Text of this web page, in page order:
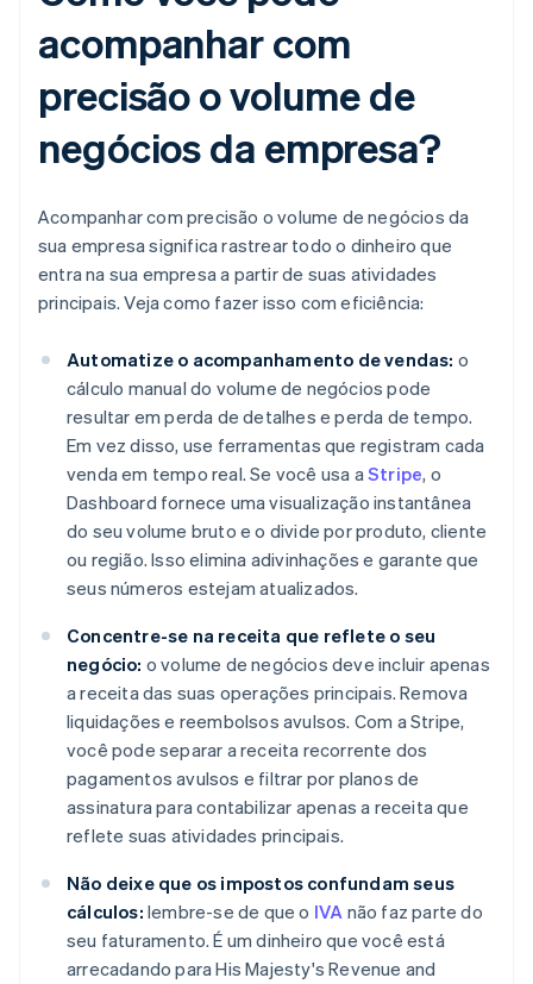
acompanhar com
precisão o volume de
negócios da empresa?
Acompanhar com precisão o volume de negócios da
sua empresa significa rastrear todo o dinheiro que
entra na sua empresa a partir de suas atividades
principais. Veja como fazer isso com eficiência:
Automatize o acompanhamento de vendas: o
cálculo manual do volume de negócios pode
resultar em perda de detalhes e perda de tempo.
Em vez disso, use ferramentas que registram cada
venda em tempo real. Se você usa aStripe, o
Dashboard fornece uma visualização instantânea
do seu volume bruto e o divide por produto, cliente
ou região. Isso elimina adivinhações e garante que
seus números estejam atualizados.
Concentre-se na receita que reflete o seu
negócio: o volume de negócios deve incluir apenas
a receita das suas operações principais. Remova
liquidações e reembolsos avulsos. Com a Stripe,
você pode separar a receita recorrente dos
pagamentos avulsos e filtrar por planos de
assinatura para contabilizar apenas a receita que
reflete suas atividades principais.
Não deixe que os impostos confundam seus
cálculos: lembre-se de que o IVA não faz parte do
seu faturamento. É um dinheiro que você está
arrecadando para His Majesty's Revenue and